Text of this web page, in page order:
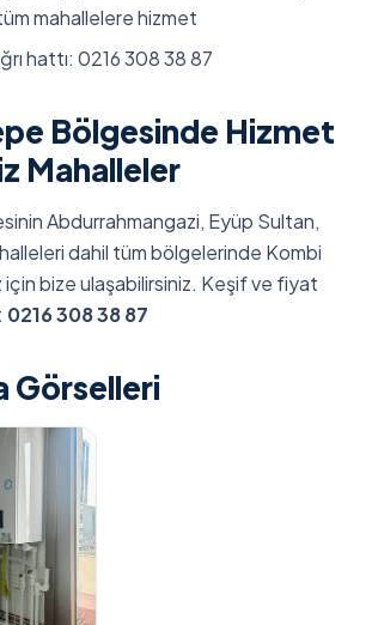
mahallelere hizmet
hattı: 0216 308 38 87
Bölgesinde Hizmet
Mahalleler
Abdurrahmangazi, Eyüp Sultan,
dahil tüm bölgelerinde Kombi
için bize ulaşabilirsiniz. Keşif ve fiyat
0216 308 38 87
Görselleri